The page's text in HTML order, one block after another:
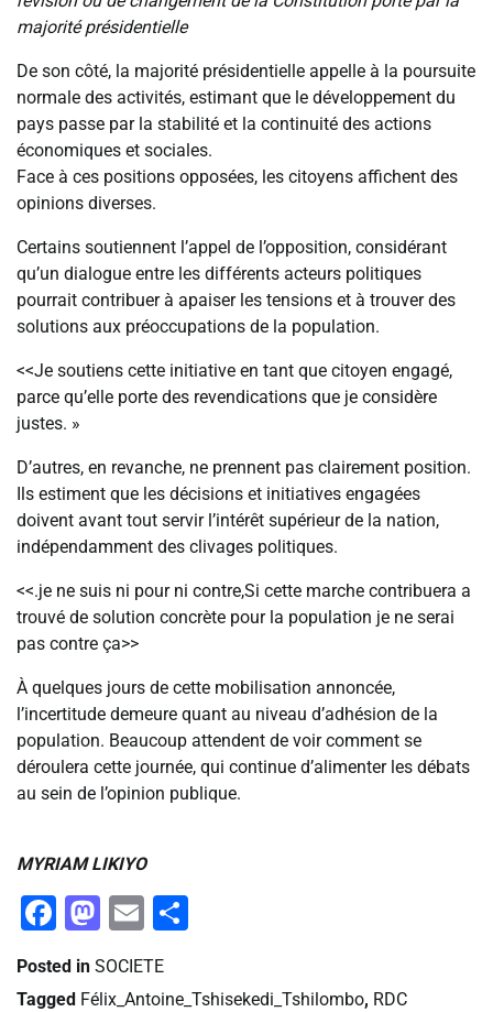
majorité présidentielle
De son côté, la majorité présidentielle appelle à la poursuite
normale des activités, estimant que le développement du
pays passe par la stabilité et la continuité des actions
économiques et sociales.
Face à ces positions opposées, les citoyens affichent des
opinions diverses.
Certains soutiennent l’appel de l’opposition, considérant
qu’un dialogue entre les différents acteurs politiques
pourrait contribuer à apaiser les tensions et à trouver des
solutions aux préoccupations de la population.
<<Je soutiens cette initiative en tant que citoyen engagé,
parce qu’elle porte des revendications que je considère
justes. »
D’autres, en revanche, ne prennent pas clairement position.
Ils estiment que les décisions et initiatives engagées
doivent avant tout servir l’intérêt supérieur de la nation,
indépendamment des clivages politiques.
<<.je ne suis ni pour ni contre,Si cette marche contribuera a
trouvé de solution concrète pour la population je ne serai
pas contre ça>>
À quelques jours de cette mobilisation annoncée,
l’incertitude demeure quant au niveau d’adhésion de la
population. Beaucoup attendent de voir comment se
déroulera cette journée, qui continue d’alimenter les débats
au sein de l’opinion publique.
MYRIAM LIKIYO
Facebook
Mastodon
Email
Posted in SOCIETE
Tagged Félix_Antoine_Tshisekedi_Tshilombo, RDC